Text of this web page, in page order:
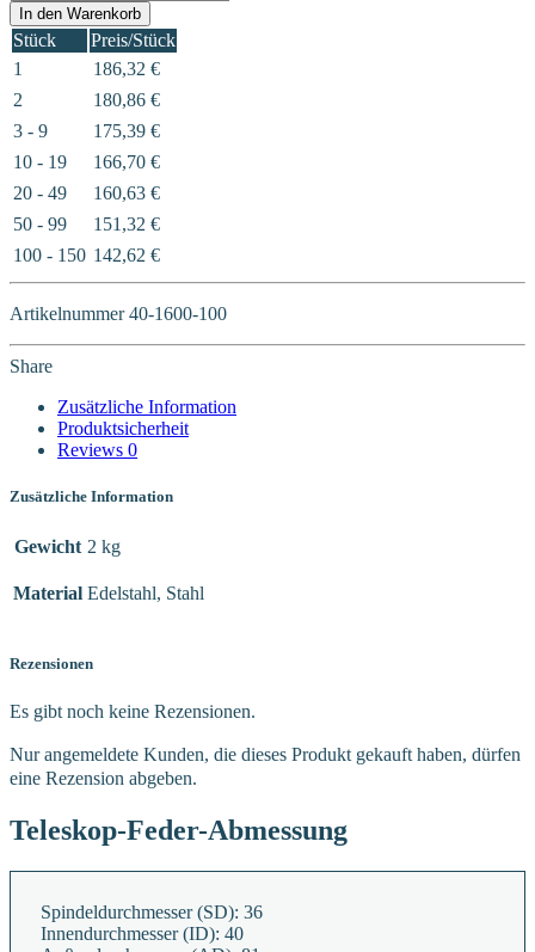
In den Warenkorb
Stück
Preis/Stück
1
186,32 €
2
180,86 €
3 - 9
175,39 €
10 - 19
166,70 €
20 - 49
160,63 €
50 - 99
151,32 €
100 - 150 142,62 €
Artikelnummer 40-1600-100
Share
Zusätzliche Information
Produktsicherheit
Reviews 0
Zusätzliche Information
Gewicht 2 kg
Material Edelstahl, Stahl
Rezensionen
Es gibt noch keine Rezensionen.
Nur angemeldete Kunden, die dieses Produkt gekauft haben, dürfen
eine Rezension abgeben.
Teleskop-Feder-Abmessung
Spindeldurchmesser (SD): 36
Innendurchmesser (ID): 40